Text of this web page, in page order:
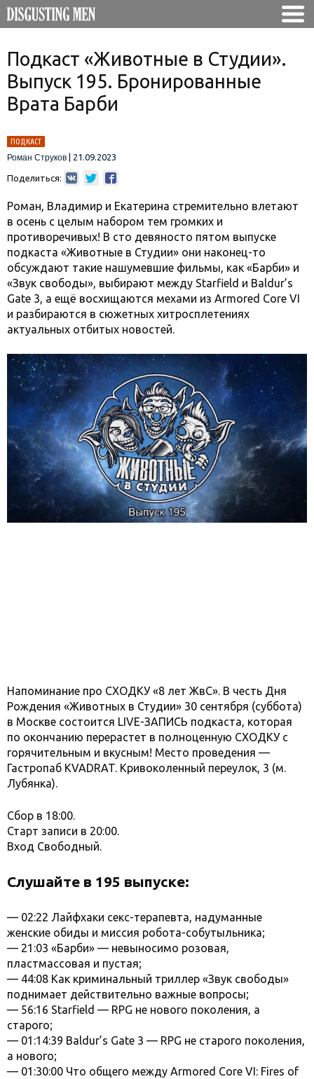
Подкаст «Животные в Студии».
Выпуск 195. Бронированные
Врата Барби
ПОДКАСТ
Роман Струков
21.09.2023
Поделиться:
Роман, Владимир и Екатерина стремительно влетают
в осень с целым набором тем громких и
противоречивых! В сто девяносто пятом выпуске
подкаста «Животные в Студии» они наконец-то
обсуждают такие нашумевшие фильмы, как «Барби» и
«Звук свободы», выбирают между Starfield и Baldur’s
Gate 3, а ещё восхищаются мехами из Armored Core VI
и разбираются в сюжетных хитросплетениях
актуальных отбитых новостей.
Напоминание про СХОДКУ «8 лет ЖвС». В честь Дня
Рождения «Животных в Студии» 30 сентября (суббота)
в Москве состоится LIVE-ЗАПИСЬ подкаста, которая
по окончанию перерастет в полноценную СХОДКУ с
горячительным и вкусным! Место проведения —
Гастропаб KVADRAT. Кривоколенный переулок, 3 (м.
Лубянка).
Сбор в 18:00.
Старт записи в 20:00.
Вход Свободный.
Слушайте в 195 выпуске:
— 02:22 Лайфхаки секс-терапевта, надуманные
женские обиды и миссия робота-собутыльника;
— 21:03 «Барби» — невыносимо розовая,
пластмассовая и пустая;
— 44:08 Как криминальный триллер «Звук свободы»
поднимает действительно важные вопросы;
— 56:16 Starfield — RPG не нового поколения, а
старого;
— 01:14:39 Baldur’s Gate 3 — RPG не старого поколения,
а нового;
— 01:30:00 Что общего между Armored Core VI: Fires of